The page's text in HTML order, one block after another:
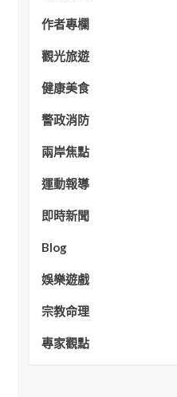
作者專欄
觀光旅遊
健康美食
警政消防
兩岸焦點
運動報導
即時新聞
Blog
娛樂遊戲
宗教命理
專家觀點